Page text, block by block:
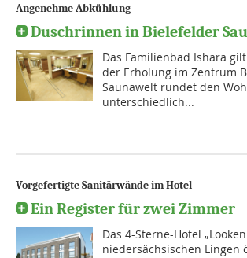
Angenehme Abkühlung
Duschrinnen in Bielefelder
Das Familienbad Ishara
der Erholung im Zentrum
Saunawelt rundet den
unterschiedlich...
Vorgefertigte Sanitärwände im Hotel
Ein Register für zwei Zimmer
Das 4-Sterne-Hotel
niedersächsischen Lingen